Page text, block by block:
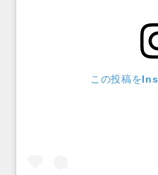
この投稿を